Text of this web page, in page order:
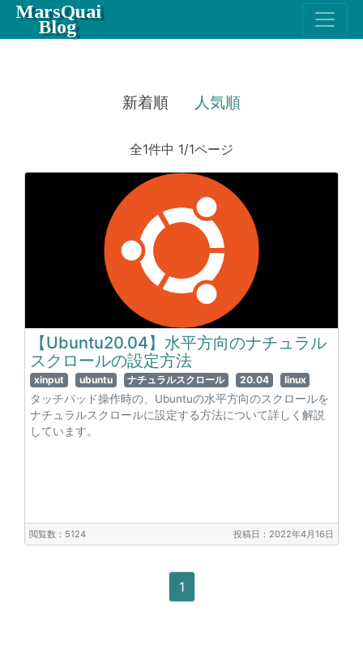
MarsQuai
Blog
新着順 人気順
全1件中 1/1ページ
【Ubuntu20.04】水平方向のナチュラル
スクロールの設定方法
xinput ubuntu ナチュラルスクロール 20.04 linux
タッチパッド操作時の、Ubuntuの水平方向のスクロールを
ナチュラルスクロールに設定する方法について詳しく解説
しています。
閲覧数：5124 投稿日：2022年4月16日
1